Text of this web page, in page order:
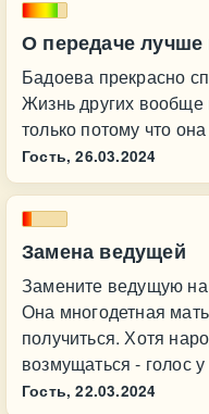
О передаче лучше
Бадоева прекрасно
Жизнь других
только потому что
Гость, 26.03.2024
Замена ведущей
Замените ведущую
Она многодетная
получиться. Хотя
возмущаться - голос
Гость, 22.03.2024